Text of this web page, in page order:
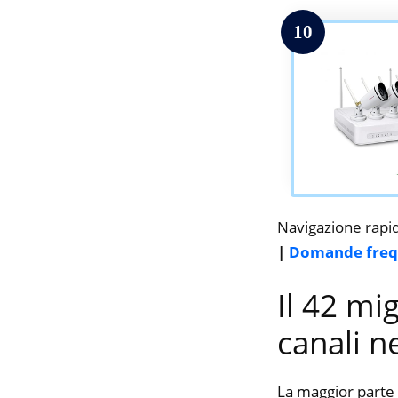
10
Navigazione
| Domande
Il 42
canali
La maggior